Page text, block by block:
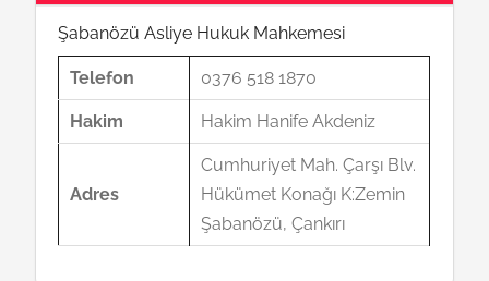
Şabanözü Asliye Hukuk Mahkemesi
Telefon 0376 518 1870
Hakim Hakim Hanife Akdeniz
Adres
Cumhuriyet Mah. Çarşı Blv.
Hükümet Konağı K:Zemin
Şabanözü, Çankırı